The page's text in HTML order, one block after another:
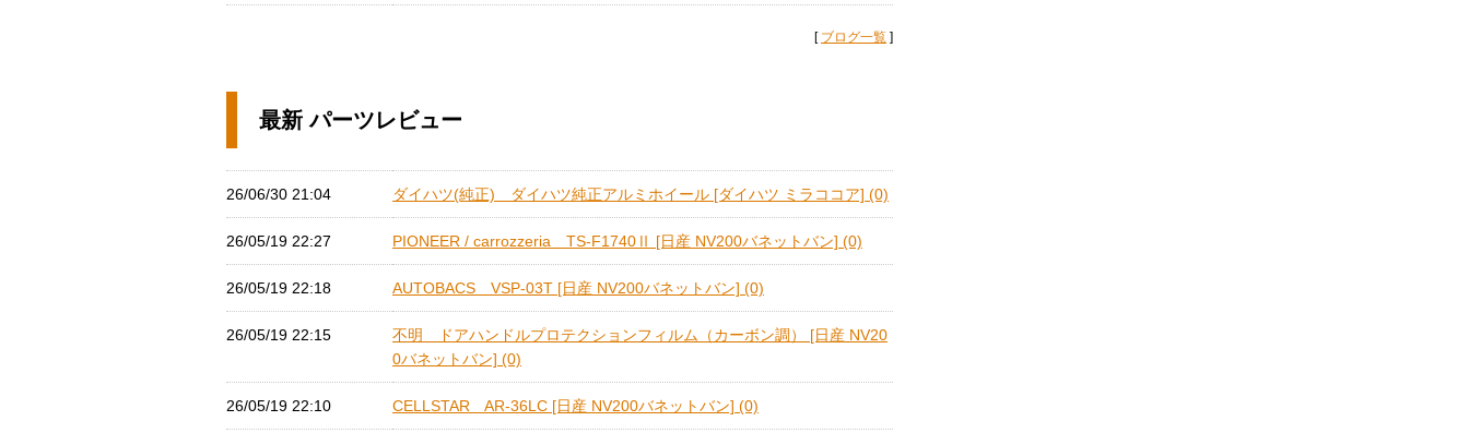
[ ブログ一覧 ]
最新 パーツレビュー
26/06/30 21:04 ダイハツ(純正) ダイハツ純正アルミホイール [ダイハツ ミラココア] (0)
26/05/19 22:27 PIONEER / carrozzeria TS-F1740Ⅱ [日産 NV200バネットバン] (0)
26/05/19 22:18 AUTOBACS VSP-03T [日産 NV200バネットバン] (0)
26/05/19 22:15
不明 ドアハンドルプロテクションフィルム（カーボン調） [日産 NV20
0バネットバン] (0)
26/05/19 22:10 CELLSTAR AR-36LC [日産 NV200バネットバン] (0)